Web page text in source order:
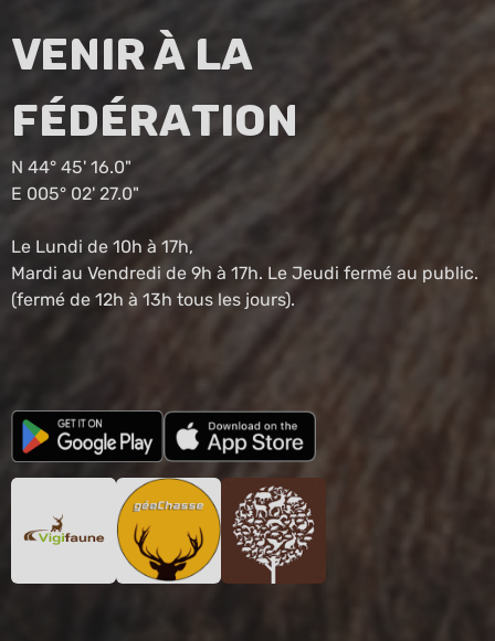
Venir à la
fédération
N 44° 45' 16.0"
E 005° 02' 27.0"
Le Lundi de 10h à 17h,
Mardi au Vendredi de 9h à 17h. Le Jeudi fermé au public.
(fermé de 12h à 13h tous les jours).